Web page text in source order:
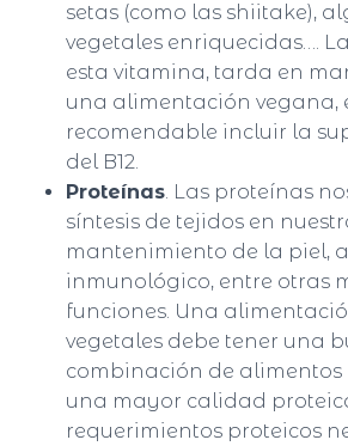
setas (como las shiitake),
vegetales enriquecidas….
esta vitamina, tarda en
una alimentación vegana,
recomendable incluir la
del B12.
Proteínas. Las proteínas
síntesis de tejidos en
mantenimiento de la piel,
inmunológico, entre otras
funciones. Una
vegetales debe tener una
combinación de alimentos
una mayor calidad
requerimientos proteicos